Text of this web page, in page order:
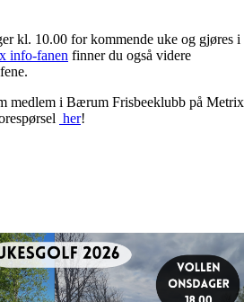
kl. 10.00 for kommende uke og gjøres i
info-fanen finner du også videre
medlem i Bærum Frisbeeklubb på
her!